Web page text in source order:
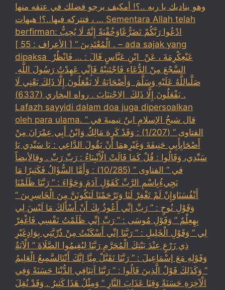
وهو يناديك يا ربه ..؟! أمكيف يرجو فضلك في عتقه منها
، فتتركه فيها..؟! هيهات … Sementara Allah telah
berfirman: ادْعُوا رَبَّكُمْ تَضَرُّعًاوَخُفْيَةً إِنَّهُ لَا يُحِبُّ
الْمُعْتَدِينَ ” [ الأعراف : 55 ] . – ada sajak yang
dipaksa ‏عَنْ‏‏عِكْرِمَةَ ‏، ‏عَنْ ‏ ‏ابْنِ عَبَّاسٍ ‏‏قَالَ : … فَانْظُرْ ‏‏
السَّجْعَ ‏‏مِنْ الدُّعَاءِ فَاجْتَنِبْهُ فَإِنِّي عَهِدْتُ رَسُولَ اللَّهِ ‏
‏صَلَّىاللَّهُ عَلَيْهِ وَسَلَّمَ ‏ ‏وَأَصْحَابَهُ لَا يَفْعَلُونَ إِلَّا ذَلِكَ ‏‏يَعْنِي لَا
يَفْعَلُونَ إِلَّا ذَلِكَ ‏ ‏الِاجْتِنَابَ . رواه البخاري (6337) .
Lafazh sayyidi dalam doa juga dipersoalkan
oleh para ulama. قال شيخُ الإسلامِ ابنُ تيميةَ في ”
الفتاوى ” (1/207) : وَقَدْ كَرِهَ مَالِكٌ وَابْنُ أَبِي عِمْرَانَ مِنْ
أَصْحَابِأَبِي حَنِيفَةَ وَغَيْرِهِمَا أَنْ يَقُولَ الدَّاعِي : يَا سَيِّدِي يَا
سَيِّدِي، وَقَالُوا : قُلْ كَمَا قَالَتْ الْأَنْبِيَاءُ : رَبِّ رَبِّ . وقالأيضاً
في ” الفتاوى ” (10/285) : وَأَمَّا السُّؤَالُ فَكَثِيرًا مَا
يَجِيءُبِاسْمِ الرَّبِّ كَقَوْلِ آدَمَ وَحَوَّاءَ : ” رَبَّنَا ظَلَمْنَا
أَنْفُسَنَاوَإِنْ لَمْ تَغْفِرْ لَنَا وَتَرْحَمْنَا لَنَكُونَنَّ مِنَ الْخَاسِرِينَ ”
وَقَوْلِ نُوحٍ : ” رَبِّ إنِّي أَعُوذُ بِكَ أَنْ أَسْأَلَكَ مَا لَيْسَ لِي
بِهِعِلْمٌ ” وَقَوْلِ مُوسَى : ” رَبِّ إنِّي ظَلَمْتُ نَفْسِي فَاغْفِرْ
لِي ” وَقَوْلِ الْخَلِيلِ : ” رَبَّنَا إنِّي أَسْكَنْتُ مِنْ ذُرِّيَّتِي بِوَادٍغَيْرِ
ذِي زَرْعٍ عِنْدَ بَيْتِكَ الْمُحَرَّمِ رَبَّنَا لِيُقِيمُوا الصَّلَاةَ ” الْآيَةُ
وَقَوْلِهِ مَعَ إسْمَاعِيلَ : ” رَبَّنَا تَقَبَّلْ مِنَّا إنَّكَ أَنْتَالسَّمِيعُ الْعَلِيمُ
” وَكَذَلِكَ قَوْلُ الَّذِينَ قَالُوا : ” رَبَّنَا آتِنَافِي الدُّنْيَا حَسَنَةً وَفِي
الْآخِرَةِ حَسَنَةً وَقِنَا عَذَابَ النَّارِ ” وَمِثْلُ هَذَا كَثِيرٌ . وَقَدْ نُقِلَ